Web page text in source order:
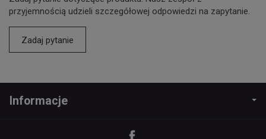
przyjemnością udzieli szczegółowej odpowiedzi na zapytanie.
Zadaj pytanie
Informacje